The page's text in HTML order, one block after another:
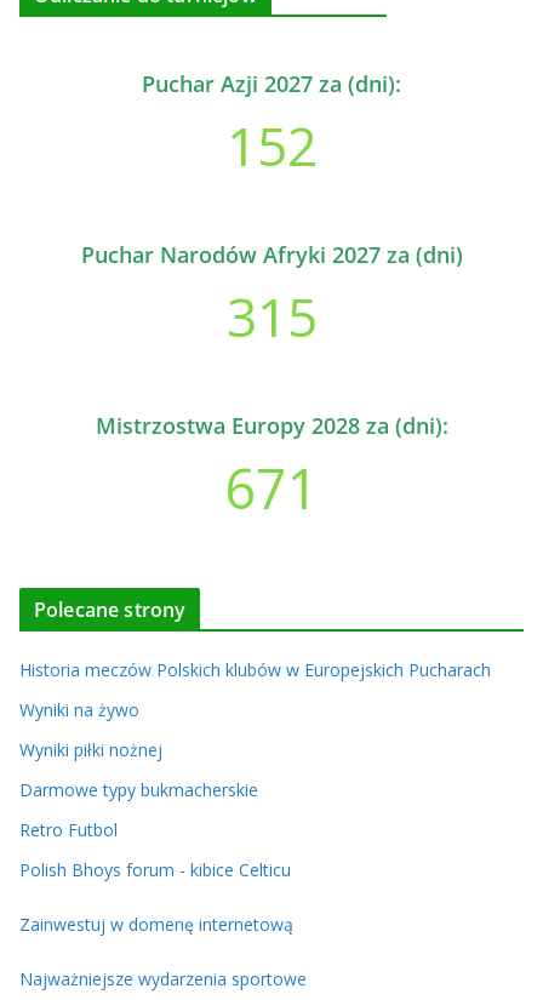
Puchar Azji 2027 za (dni):
152
Puchar Narodów Afryki 2027 za (dni)
315
Mistrzostwa Europy 2028 za (dni):
671
Polecane strony
Historia meczów Polskich klubów w Europejskich Pucharach
Wyniki na żywo
Wyniki piłki nożnej
Darmowe typy bukmacherskie
Retro Futbol
Polish Bhoys forum - kibice Celticu
Zainwestuj w domenę internetową
Najważniejsze wydarzenia sportowe